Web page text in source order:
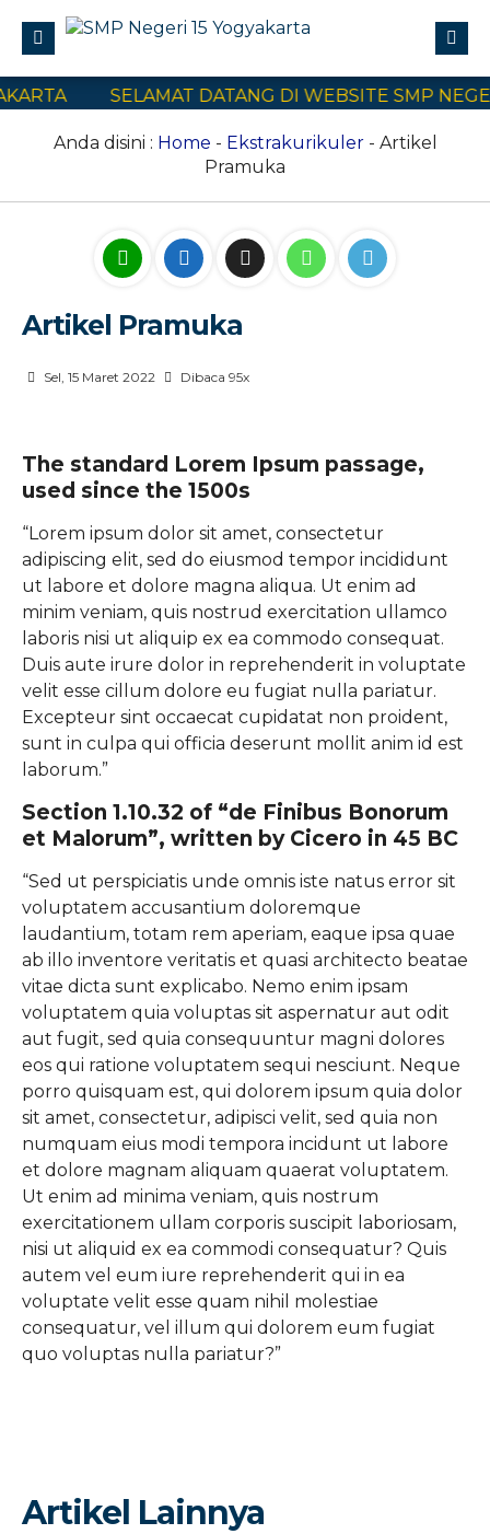
Profile
Civitas Akademika
SELAMAT DATANG DI WEBSITE SMP NEGERI
Anda disini : Home - Ekstrakurikuler- Artikel
Pramuka
Artikel Pramuka
Sel, 15 Maret 2022 Dibaca 95x
The standard Lorem Ipsum passage,
used since the 1500s
“Lorem ipsum dolor sit amet, consectetur
adipiscing elit, sed do eiusmod tempor incididunt
ut labore et dolore magna aliqua. Ut enim ad
minim veniam, quis nostrud exercitation ullamco
laboris nisi ut aliquip ex ea commodo consequat.
Duis aute irure dolor in reprehenderit in voluptate
velit esse cillum dolore eu fugiat nulla pariatur.
Excepteur sint occaecat cupidatat non proident,
sunt in culpa qui officia deserunt mollit anim id est
laborum.”
Section 1.10.32 of “de Finibus Bonorum
et Malorum”, written by Cicero in 45 BC
“Sed ut perspiciatis unde omnis iste natus error sit
voluptatem accusantium doloremque
laudantium, totam rem aperiam, eaque ipsa quae
ab illo inventore veritatis et quasi architecto beatae
vitae dicta sunt explicabo. Nemo enim ipsam
voluptatem quia voluptas sit aspernatur aut odit
aut fugit, sed quia consequuntur magni dolores
eos qui ratione voluptatem sequi nesciunt. Neque
porro quisquam est, qui dolorem ipsum quia dolor
sit amet, consectetur, adipisci velit, sed quia non
numquam eius modi tempora incidunt ut labore
et dolore magnam aliquam quaerat voluptatem.
Ut enim ad minima veniam, quis nostrum
exercitationem ullam corporis suscipit laboriosam,
nisi ut aliquid ex ea commodi consequatur? Quis
autem vel eum iure reprehenderit qui in ea
voluptate velit esse quam nihil molestiae
consequatur, vel illum qui dolorem eum fugiat
quo voluptas nulla pariatur?”
Artikel Lainnya